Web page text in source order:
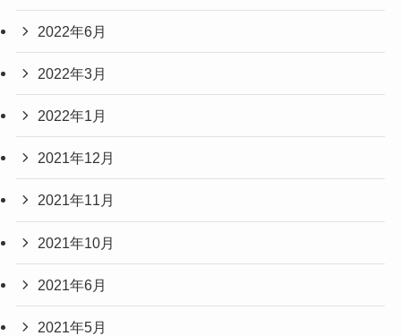
2022年6月
2022年3月
2022年1月
2021年12月
2021年11月
2021年10月
2021年6月
2021年5月